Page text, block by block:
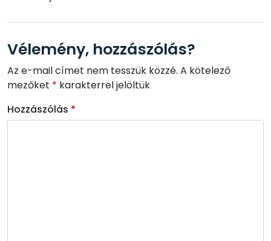
Vélemény, hozzászólás?
Az e-mail címet nem tesszük közzé. A kötelező
mezőket * karakterrel jelöltük
Hozzászólás *